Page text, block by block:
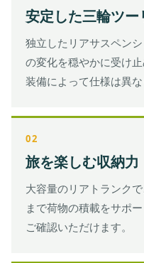
安定した三輪ツー
独立したリアサスペン
の変化を穏やかに受け
装備によって仕様は異な
02
旅を楽しむ収納力
大容量のリアトランク
まで荷物の積載をサポ
ご確認いただけます。